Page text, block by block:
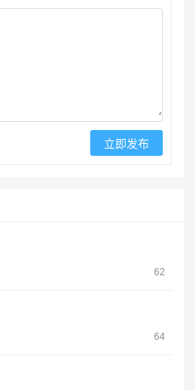
62
64